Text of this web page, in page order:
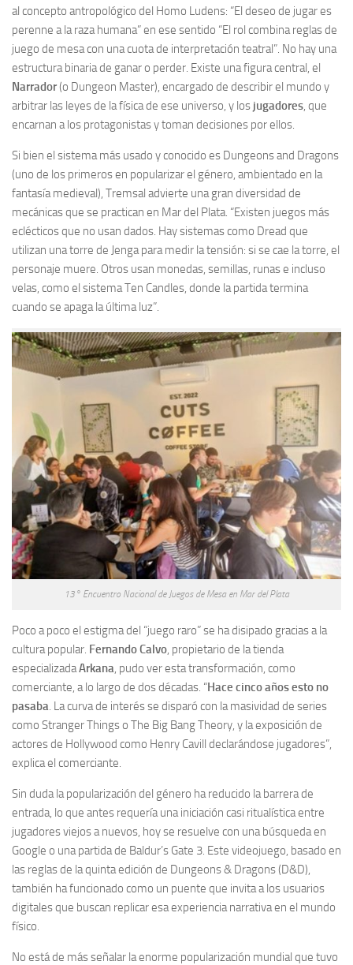
al concepto antropológico del Homo Ludens: “El deseo de jugar es
perenne a la raza humana” en ese sentido “El rol combina reglas de
juego de mesa con una cuota de interpretación teatral”. No hay una
estructura binaria de ganar o perder. Existe una figura central, el
Narrador(o Dungeon Master), encargado de describir el mundo y
arbitrar las leyes de la física de ese universo, y los jugadores , que
encarnan a los protagonistas y toman decisiones por ellos.
Si bien el sistema más usado y conocido es Dungeons and Dragons
(uno de los primeros en popularizar el género, ambientado en la
fantasía medieval), Tremsal advierte una gran diversidad de
mecánicas que se practican en Mar del Plata. “Existen juegos más
eclécticos que no usan dados. Hay sistemas como Dread que
utilizan una torre de Jenga para medir la tensión: si se cae la torre, el
personaje muere. Otros usan monedas, semillas, runas e incluso
velas, como el sistema Ten Candles, donde la partida termina
cuando se apaga la última luz”.
13° Encuentro Nacional de Juegos de Mesa en Mar del Plata
Poco a poco el estigma del “juego raro” se ha disipado gracias a la
cultura popular. Fernando Calvo, propietario de la tienda
especializadaArkana, pudo ver esta transformación, como
comerciante, a lo largo de dos décadas. “Hace cinco años esto no
pasaba. La curva de interés se disparó con la masividad de series
como Stranger Things o The Big Bang Theory, y la exposición de
actores de Hollywood como Henry Cavill declarándose jugadores”,
explica el comerciante.
Sin duda la popularización del género ha reducido la barrera de
entrada, lo que antes requería una iniciación casi ritualística entre
jugadores viejos a nuevos, hoy se resuelve con una búsqueda en
Google o una partida de Baldur’s Gate 3. Este videojuego, basado en
las reglas de la quinta edición de Dungeons & Dragons (D&D),
también ha funcionado como un puente que invita a los usuarios
digitales que buscan replicar esa experiencia narrativa en el mundo
físico.
No está de más señalar la enorme popularización mundial que tuvo